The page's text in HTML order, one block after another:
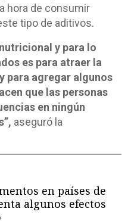
hora de consumir
tipo de aditivos.
y para lo
es para atraer la
para agregar algunos
que las personas
en ningún
aseguró la
en países de
algunos efectos